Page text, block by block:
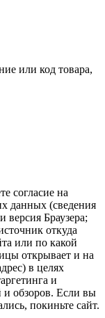
или код товара,
согласие на
данных (сведения
Браузера;
откуда
или по какой
открывает и на
в целях
и
и обзоров. Если вы
покиньте сайт.